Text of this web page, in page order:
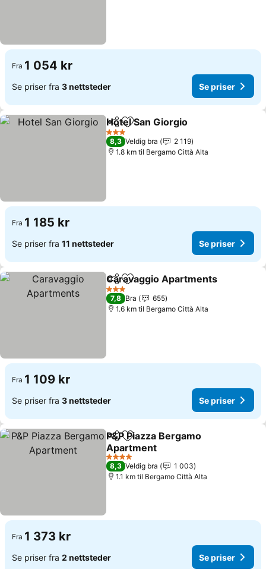
Fra 1 054 kr
Se priser fra 3 nettsteder Se priser
Del Legg til i favoritter
Hotel San Giorgio
3 Stjerner
8,3 Veldig bra
2 119
1.8 km til Bergamo Città Alta
Fra 1 185 kr
Se priser fra 11 nettsteder Se priser
Del Legg til i favoritter
Caravaggio Apartments
3 Stjerner
7,8 Bra
655
1.6 km til Bergamo Città Alta
Fra 1 109 kr
Se priser fra 3 nettsteder Se priser
Del Legg til i favoritter
P&P Piazza Bergamo
Apartment
4 Stjerner
8,3 Veldig bra
1 003
1.1 km til Bergamo Città Alta
Fra 1 373 kr
Se priser fra 2 nettsteder Se priser